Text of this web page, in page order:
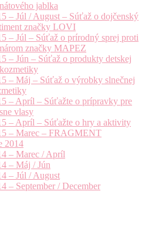
jablka
– Júl / August – Súťaž o dojčenský
značky LOVI
– Júl – Súťaž o prírodný sprej proti
značky MAPEZ
– Jún – Súťaž o produkty detskej
– Máj – Súťaž o výrobky slnečnej
– Apríl – Súťažte o prípravky pre
vlasy
– Apríl – Súťažte o hry a aktivity
– Marec – FRAGMENT
2014
– Marec / Apríl
– Máj / Jún
– Júl / August
– September / December